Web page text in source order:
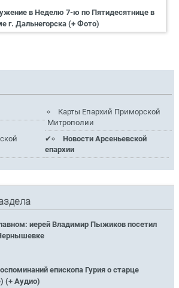
в Неделю 7-ю по Пятидесятнице в
г. Дальнегорска (+ Фото)
Карты Епархий Приморской
Митрополии
Новости Арсеньевской
епархии
иерей Владимир Пыжиков посетил
епископа Гурия о старце
(+ Аудио)